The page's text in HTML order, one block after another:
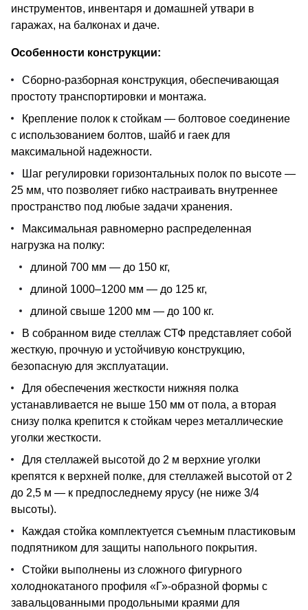
инструментов, инвентаря и домашней утвари в
гаражах, на балконах и даче.
Особенности конструкции:
Сборно-разборная конструкция, обеспечивающая
простоту транспортировки и монтажа.
Крепление полок к стойкам — болтовое соединение
с использованием болтов, шайб и гаек для
максимальной надежности.
Шаг регулировки горизонтальных полок по высоте —
25 мм, что позволяет гибко настраивать внутреннее
пространство под любые задачи хранения.
Максимальная равномерно распределенная
нагрузка на полку:
длиной 700 мм — до 150 кг,
длиной 1000–1200 мм — до 125 кг,
длиной свыше 1200 мм — до 100 кг.
В собранном виде стеллаж СТФ представляет собой
жесткую, прочную и устойчивую конструкцию,
безопасную для эксплуатации.
Для обеспечения жесткости нижняя полка
устанавливается не выше 150 мм от пола, а вторая
снизу полка крепится к стойкам через металлические
уголки жесткости.
Для стеллажей высотой до 2 м верхние уголки
крепятся к верхней полке, для стеллажей высотой от 2
до 2,5 м — к предпоследнему ярусу (не ниже 3/4
высоты).
Каждая стойка комплектуется съемным пластиковым
подпятником для защиты напольного покрытия.
Стойки выполнены из сложного фигурного
холоднокатаного профиля «Г»-образной формы с
завальцованными продольными краями для